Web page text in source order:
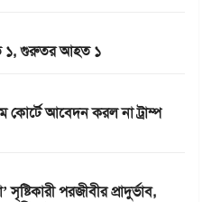
১, গুরুতর আহত ১
কোর্টে আবেদন করল না ট্রাম্প
সৃষ্টিকারী পরজীবীর প্রাদুর্ভাব,